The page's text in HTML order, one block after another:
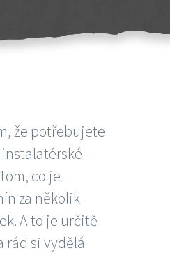
že potřebujete
co je
za několik
A to je určitě
rád si vydělá